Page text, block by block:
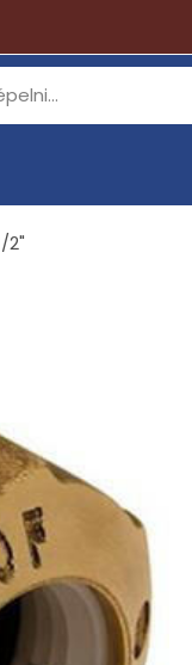
2"